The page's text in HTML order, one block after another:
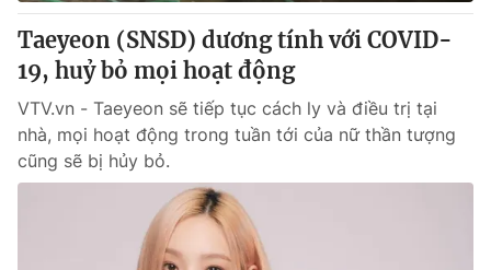
Taeyeon (SNSD) dương tính với COVID-
19, huỷ bỏ mọi hoạt động
VTV.vn - Taeyeon sẽ tiếp tục cách ly và điều trị tại
nhà, mọi hoạt động trong tuần tới của nữ thần tượng
cũng sẽ bị hủy bỏ.